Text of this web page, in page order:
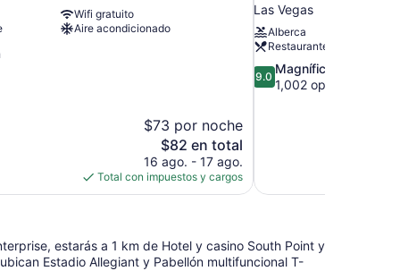
Wifi gratuito
Aire acondicionado
$73 por noche
El
precio
actual
es
$82 en total
16 ago. - 17 ago.
Total con impuestos y cargos
Las Vegas
Alberca
Restaurante
9.0
de
9.0
Magnífico
1,002 opiniones
estarás a 1 km de Hotel y casino South Point y
Estadio Allegiant y Pabellón multifuncional T-